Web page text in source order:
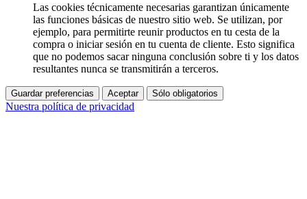
Las cookies técnicamente necesarias garantizan únicamente
las funciones básicas de nuestro sitio web. Se utilizan, por
ejemplo, para permitirte reunir productos en tu cesta de la
compra o iniciar sesión en tu cuenta de cliente. Esto significa
que no podemos sacar ninguna conclusión sobre ti y los datos
resultantes nunca se transmitirán a terceros.
Guardar preferencias Aceptar Sólo obligatorios
Nuestra política de privacidad